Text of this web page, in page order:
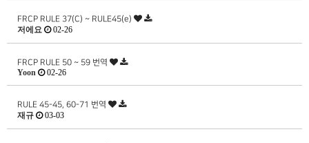
FRCP RULE 37(C) ~ RULE45(e)
저에요 02-26
FRCP RULE 50 ~ 59 번역
Yoon 02-26
RULE 45-45, 60-71 번역
재규 03-03